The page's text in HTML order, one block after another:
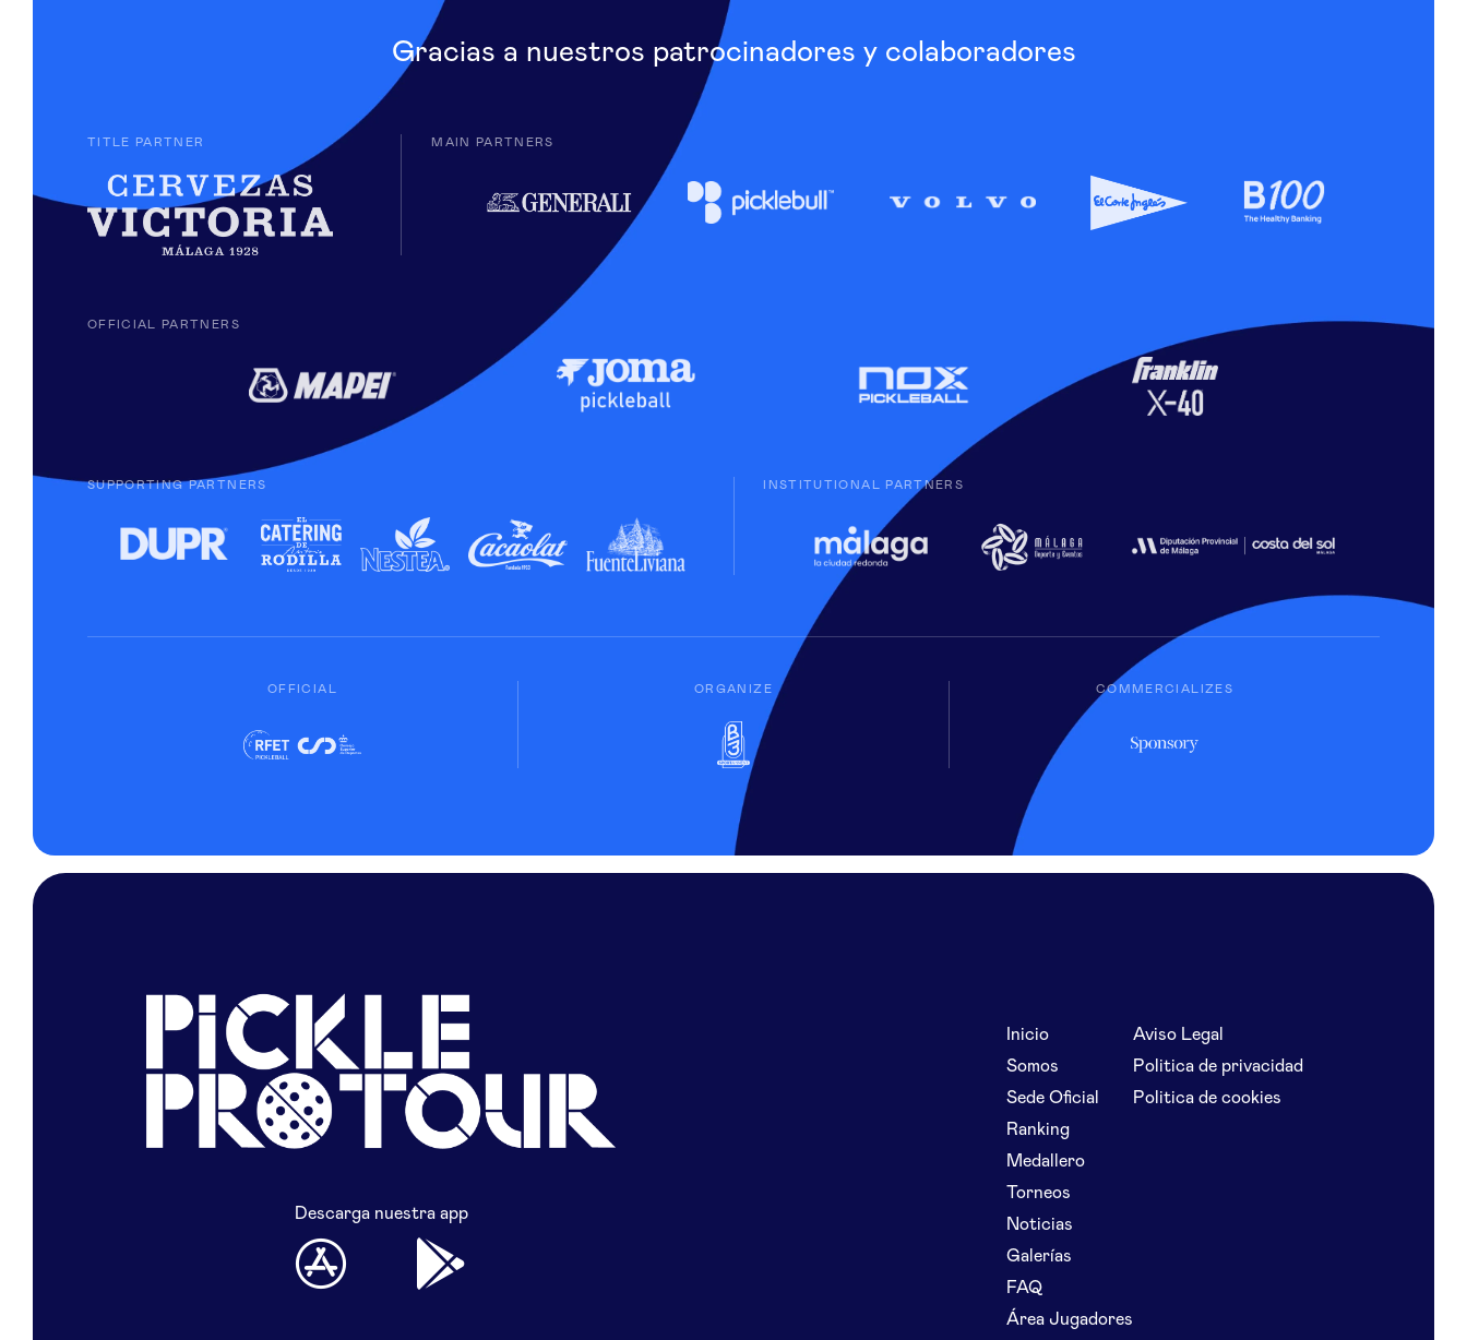
Gracias a nuestros patrocinadores y colaboradores
TITLE PARTNER MAIN PARTNERS
OFFICIAL PARTNERS
SUPPORTING PARTNERS INSTITUTIONAL PARTNERS
OFFICIAL ORGANIZE COMMERCIALIZES
Descarga nuestra app
Inicio
Somos
Sede Oficial
Ranking
Medallero
Torneos
Noticias
Galerías
FAQ
Área Jugadores
Aviso Legal
Politica de privacidad
Politica de cookies